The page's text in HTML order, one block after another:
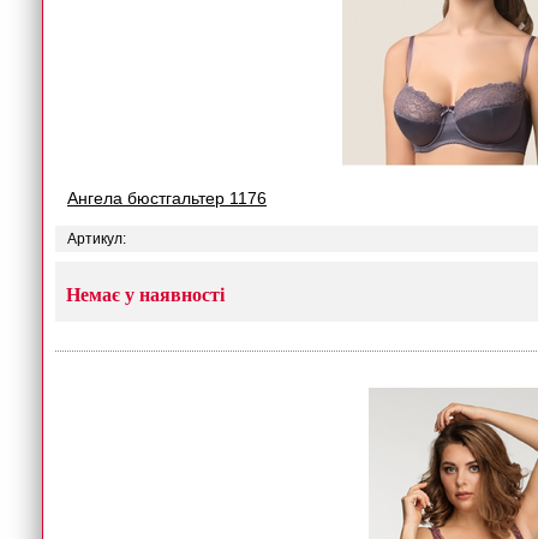
Ангела бюстгальтер 1176
Артикул:
Немає у наявності